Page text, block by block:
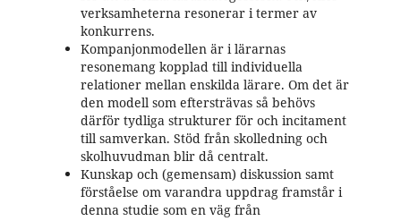
verksamheterna resonerar i termer av
konkurrens.
Kompanjonmodellen är i lärarnas
resonemang kopplad till individuella
relationer mellan enskilda lärare. Om det är
den modell som eftersträvas så behövs
därför tydliga strukturer för och incitament
till samverkan. Stöd från skolledning och
skolhuvudman blir då centralt.
Kunskap och (gemensam) diskussion samt
förståelse om varandra uppdrag framstår i
denna studie som en väg från